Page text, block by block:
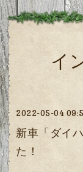
イ
2022-05-04
新車「ダイ
た！